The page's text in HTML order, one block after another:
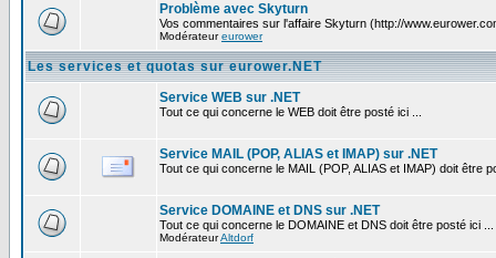
Problème avec Skyturn
Vos commentaires sur l'affaire Skyturn (http://
Modérateureurower
Les services et quotas sur eurower.NET
Service WEB sur .NET
Tout ce qui concerne le WEB doit être posté ici ...
Service MAIL (POP, ALIAS et IMAP) sur .NET
Tout ce qui concerne le MAIL (POP, ALIAS et IMAP) doit être
Service DOMAINE et DNS sur .NET
Tout ce qui concerne le DOMAINE et DNS doit être posté ici ...
ModérateurAltdorf